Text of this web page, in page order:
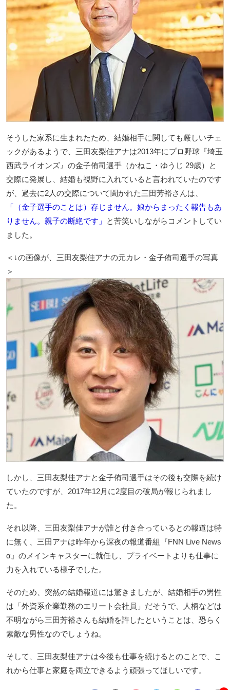
そうした家系に生まれたため、結婚相手に関しても厳しいチェ
ックがあるようで、三田友梨佳アナは2013年にプロ野球『埼玉
西武ライオンズ』の金子侑司選手（かねこ・ゆうじ 29歳）と
交際に発展し、結婚も視野に入れていると言われていたのです
が、過去に2人の交際について聞かれた三田芳裕さんは、
「（金子選手のことは）存じません。娘からまったく報告もあ
りません。親子の断絶です」
と苦笑いしながらコメントしてい
ました。
＜↓の画像が、三田友梨佳アナの元カレ・金子侑司選手の写真
＞
しかし、三田友梨佳アナと金子侑司選手はその後も交際を続け
ていたのですが、2017年12月に2度目の破局が報じられまし
た。
それ以降、三田友梨佳アナが誰と付き合っているとの報道は特
に無く、三田アナは昨年から深夜の報道番組『FNN Live News
α』のメインキャスターに就任し、プライベートよりも仕事に
力を入れている様子でした。
そのため、突然の結婚報道には驚きましたが、結婚相手の男性
は「外資系企業勤務のエリート会社員」だそうで、人柄などは
不明ながら三田芳裕さんも結婚を許したということは、恐らく
素敵な男性なのでしょうね。
そして、三田友梨佳アナは今後も仕事を続けるとのことで、こ
れから仕事と家庭を両立できるよう頑張ってほしいです。